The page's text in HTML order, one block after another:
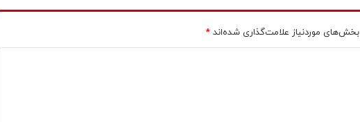
بخش‌های موردنیاز علامت‌گذاری شده‌اند *